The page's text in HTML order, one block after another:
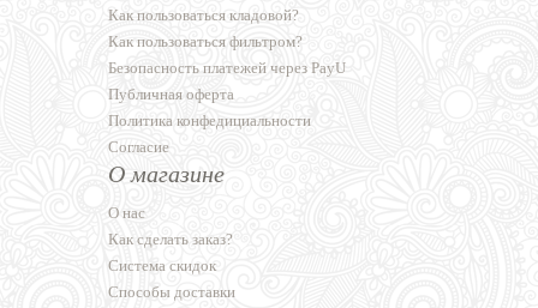
Как пользоваться кладовой?
Как пользоваться фильтром?
Безопасность платежей через PayU
Публичная оферта
Политика конфедициальности
Согласие
О магазине
О нас
Как сделать заказ?
Система скидок
Способы доставки